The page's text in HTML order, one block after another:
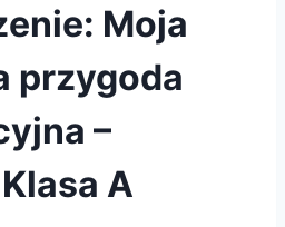
Moja
przygoda
–
A